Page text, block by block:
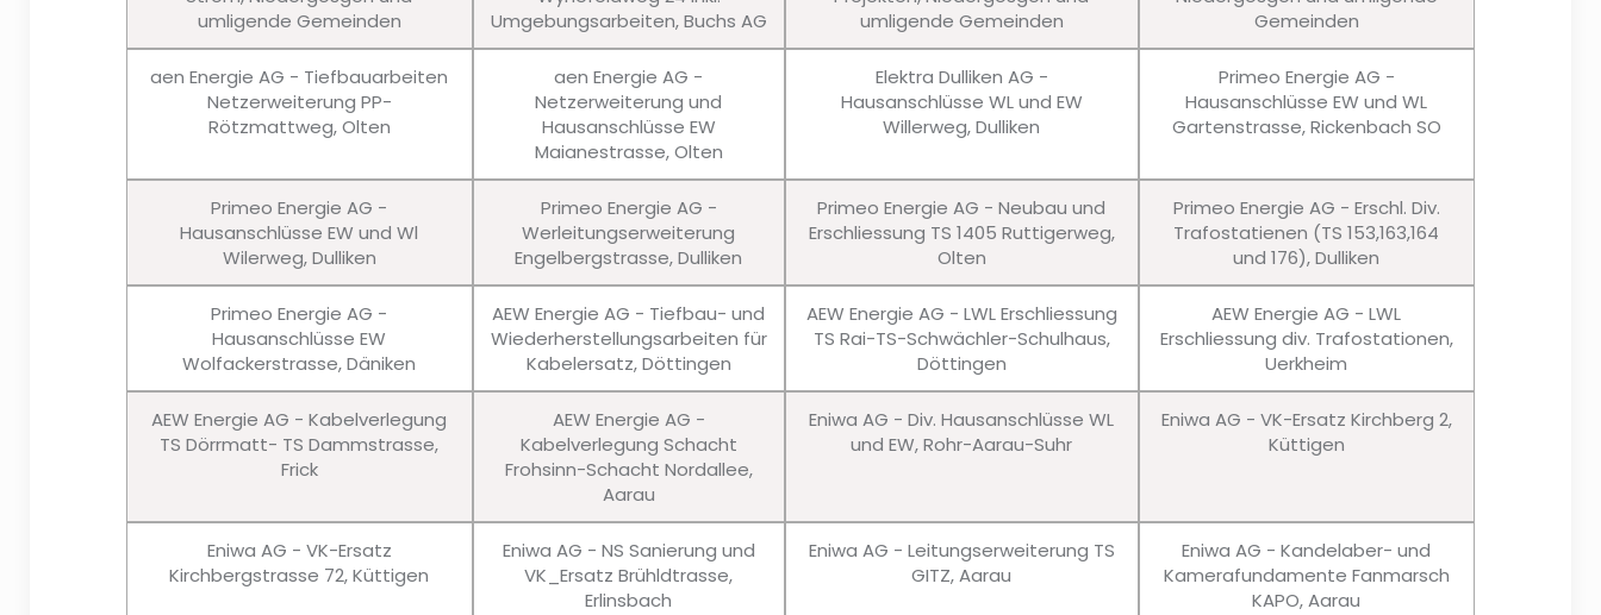
umligende Gemeinden
Umgebungsarbeiten, Buchs AG
umligende Gemeinden
Gemeinden
aen Energie AG - Tiefbauarbeiten
Netzerweiterung PP-
Rötzmattweg, Olten
aen Energie AG -
Netzerweiterung und
Hausanschlüsse EW
Maianestrasse, Olten
Elektra Dulliken AG -
Hausanschlüsse WL und EW
Willerweg, Dulliken
Primeo Energie AG -
Hausanschlüsse EW und WL
Gartenstrasse, Rickenbach SO
Primeo Energie AG -
Hausanschlüsse EW und Wl
Wilerweg, Dulliken
Primeo Energie AG -
Werleitungserweiterung
Engelbergstrasse, Dulliken
Primeo Energie AG - Neubau und
Erschliessung TS 1405 Ruttigerweg,
Olten
Primeo Energie AG - Erschl. Div.
Trafostatienen (TS 153,163,164
und 176), Dulliken
Primeo Energie AG -
Hausanschlüsse EW
Wolfackerstrasse, Däniken
AEW Energie AG - Tiefbau- und
Wiederherstellungsarbeiten für
Kabelersatz, Döttingen
AEW Energie AG - LWL Erschliessung
TS Rai-TS-Schwächler-Schulhaus,
Döttingen
AEW Energie AG - LWL
Erschliessung div. Trafostationen,
Uerkheim
AEW Energie AG - Kabelverlegung
TS Dörrmatt- TS Dammstrasse,
Frick
AEW Energie AG -
Kabelverlegung Schacht
Frohsinn-Schacht Nordallee,
Aarau
Eniwa AG - Div. Hausanschlüsse WL
und EW, Rohr-Aarau-Suhr
Eniwa AG - VK-Ersatz Kirchberg 2,
Küttigen
Eniwa AG - VK-Ersatz
Kirchbergstrasse 72, Küttigen
Eniwa AG - NS Sanierung und
VK_Ersatz Brühldtrasse,
Erlinsbach
Eniwa AG - Leitungserweiterung TS
GITZ, Aarau
Eniwa AG - Kandelaber- und
Kamerafundamente Fanmarsch
KAPO, Aarau